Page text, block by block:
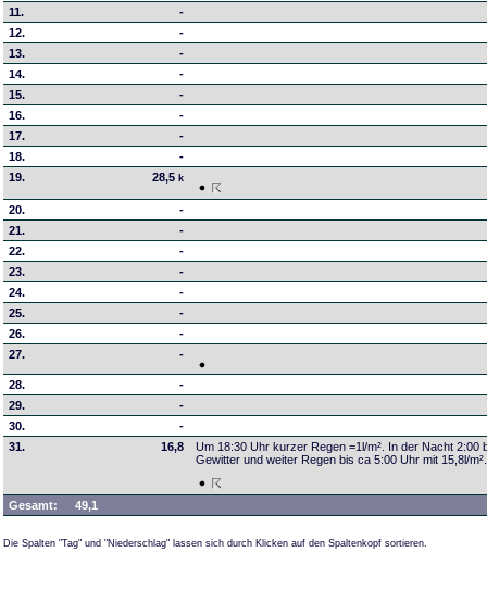
11.
-
12.
-
13.
-
14.
-
15.
-
16.
-
17.
-
18.
-
19.
28,5k
20.
-
21.
-
22.
-
23.
-
24.
-
25.
-
26.
-
27.
-
28.
-
29.
-
30.
-
31.
16,8
Um 18:30 Uhr kurzer Regen =1l/m². In der Nacht 2:00
Gewitter und weiter Regen bis ca 5:00 Uhr mit 15,8l/m².
Gesamt: 49,1
Die Spalten "Tag" und "Niederschlag" lassen sich durch Klicken auf den Spaltenkopf sortieren.